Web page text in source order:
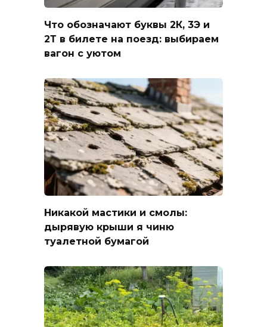
Что обозначают буквы 2К, 3Э и
2Т в билете на поезд: выбираем
вагон с уютом
Никакой мастики и смолы:
дырявую крыши я чиню
туалетной бумагой